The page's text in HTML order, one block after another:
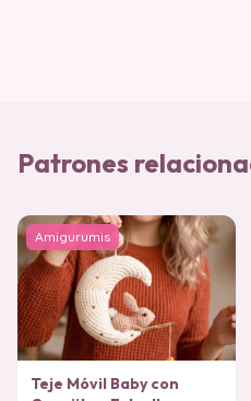
Patrones
Amigurumis
Teje Móvil Baby con